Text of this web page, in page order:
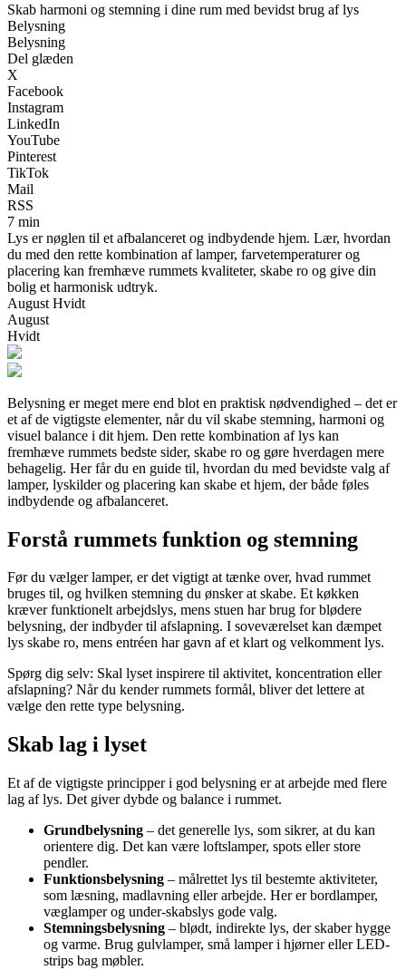
Skab harmoni og stemning i dine rum med bevidst brug af lys
Belysning
Belysning
Del glæden
X
Facebook
Instagram
LinkedIn
YouTube
Pinterest
TikTok
Mail
RSS
7 min
Lys er nøglen til et afbalanceret og indbydende hjem. Lær, hvordan
du med den rette kombination af lamper, farvetemperaturer og
placering kan fremhæve rummets kvaliteter, skabe ro og give din
bolig et harmonisk udtryk.
August Hvidt
August
Hvidt
Belysning er meget mere end blot en praktisk nødvendighed – det er
et af de vigtigste elementer, når du vil skabe stemning, harmoni og
visuel balance i dit hjem. Den rette kombination af lys kan
fremhæve rummets bedste sider, skabe ro og gøre hverdagen mere
behagelig. Her får du en guide til, hvordan du med bevidste valg af
lamper, lyskilder og placering kan skabe et hjem, der både føles
indbydende og afbalanceret.
Forstå rummets funktion og stemning
Før du vælger lamper, er det vigtigt at tænke over, hvad rummet
bruges til, og hvilken stemning du ønsker at skabe. Et køkken
kræver funktionelt arbejdslys, mens stuen har brug for blødere
belysning, der indbyder til afslapning. I soveværelset kan dæmpet
lys skabe ro, mens entréen har gavn af et klart og velkomment lys.
Spørg dig selv: Skal lyset inspirere til aktivitet, koncentration eller
afslapning? Når du kender rummets formål, bliver det lettere at
vælge den rette type belysning.
Skab lag i lyset
Et af de vigtigste principper i god belysning er at arbejde med flere
lag af lys. Det giver dybde og balance i rummet.
Grundbelysning – det generelle lys, som sikrer, at du kan
orientere dig. Det kan være loftslamper, spots eller store
pendler.
Funktionsbelysning – målrettet lys til bestemte aktiviteter,
som læsning, madlavning eller arbejde. Her er bordlamper,
væglamper og under-skabslys gode valg.
Stemningsbelysning – blødt, indirekte lys, der skaber hygge
og varme. Brug gulvlamper, små lamper i hjørner eller LED-
strips bag møbler.